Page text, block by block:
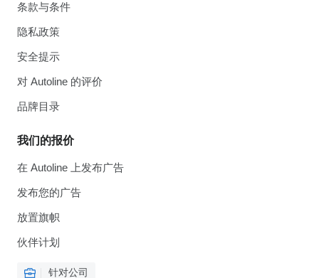
条款与条件
隐私政策
安全提示
对 Autoline 的评价
品牌目录
我们的报价
在 Autoline 上发布广告
发布您的广告
放置旗帜
伙伴计划
针对公司